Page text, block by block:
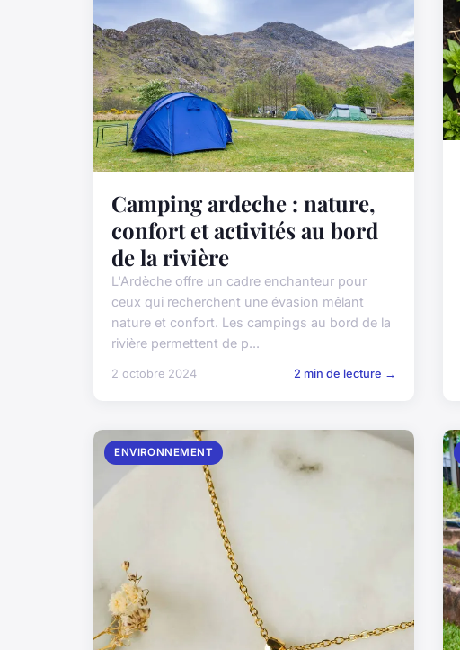
Camping ardeche : nature,
confort et activités au bord
de la rivière
L'Ardèche offre un cadre enchanteur pour
ceux qui recherchent une évasion mêlant
nature et confort. Les campings au bord de la
rivière permettent de p...
2 octobre 2024 2 min de lecture →
ENVIRONNEMENT